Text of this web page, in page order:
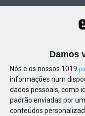
Damos
Nós e os nossos 1019
informações num
dados pessoais, como
padrão enviadas por
conteúdos